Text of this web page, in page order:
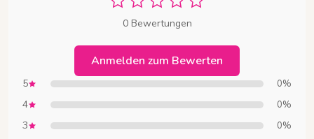
0 Bewertungen
Anmelden zum Bewerten
5 0%
4 0%
3 0%